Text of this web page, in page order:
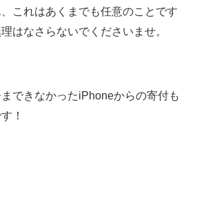
これはあくまでも任意のことです
はなさらないでくださいませ。
できなかったiPhoneからの寄付も
！